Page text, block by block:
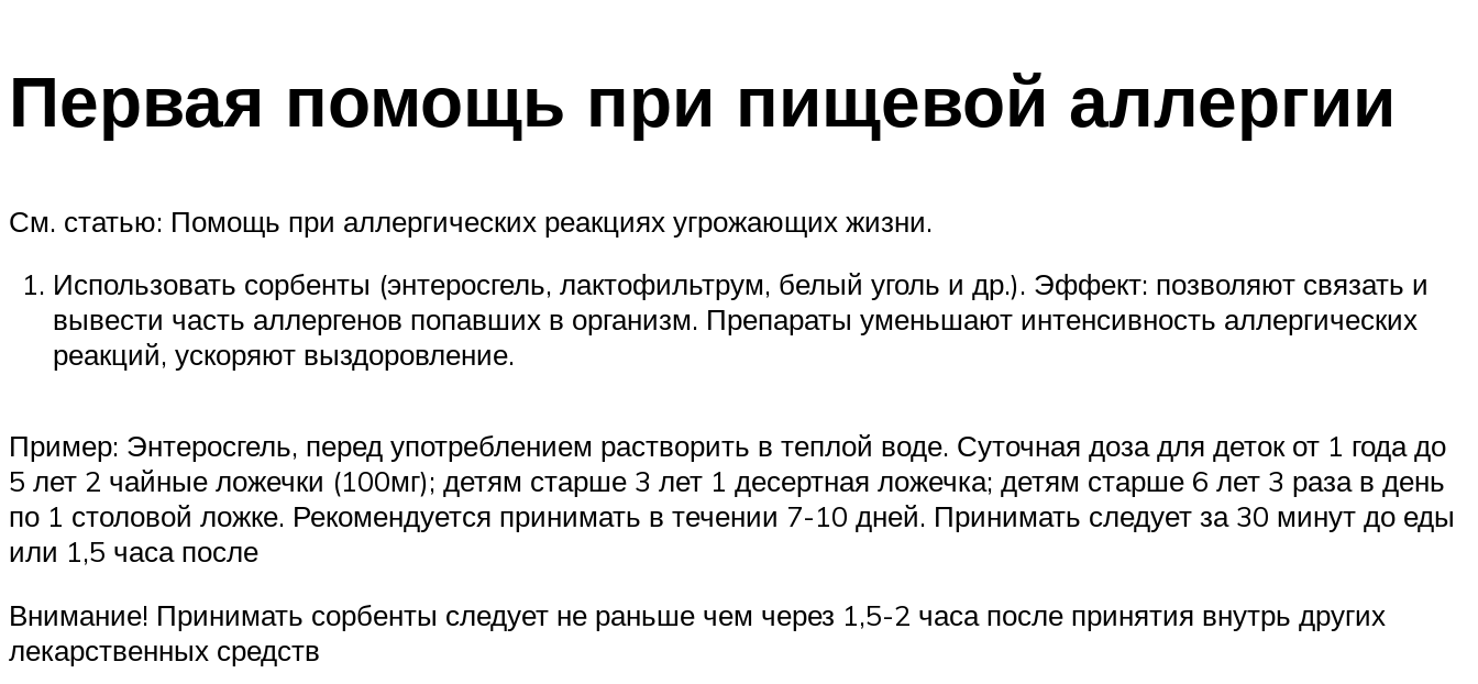
Первая помощь при пищевой аллергии
См. статью: Помощь при аллергических реакциях угрожающих жизни.
Использовать сорбенты (энтеросгель, лактофильтрум, белый уголь и др.). Эффект: позволяют связать и
вывести часть аллергенов попавших в организм. Препараты уменьшают интенсивность аллергических
реакций, ускоряют выздоровление.
Пример: Энтеросгель, перед употреблением растворить в теплой воде. Суточная доза для деток от 1 года до
5 лет 2 чайные ложечки (100мг); детям старше 3 лет 1 десертная ложечка; детям старше 6 лет 3 раза в день
по 1 столовой ложке. Рекомендуется принимать в течении 7-10 дней. Принимать следует за 30 минут до еды
или 1,5 часа после
Внимание! Принимать сорбенты следует не раньше чем через 1,5-2 часа после принятия внутрь других
лекарственных средств